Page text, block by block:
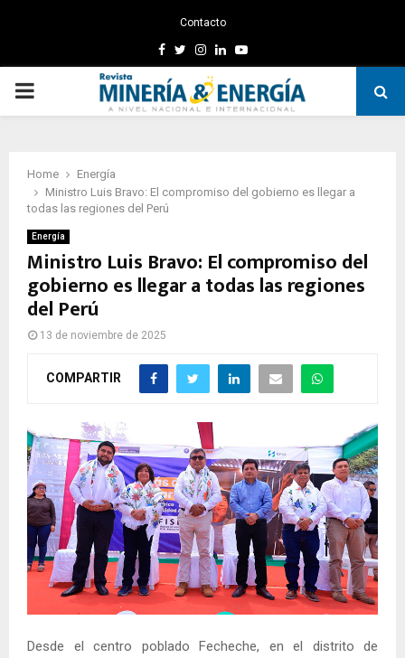
Contacto
Facebook
TwitterInstagram
LinkedinYoutube
PRIMARY
Home
Energía
Ministro Luis Bravo: El compromiso del gobierno es llegar a
todas las regiones del Perú
Energía
Ministro Luis Bravo: El compromiso del
gobierno es llegar a todas las regiones
del Perú
13 de noviembre de 2025
COMPARTIR
Desde el centro poblado Fecheche, en el distrito de